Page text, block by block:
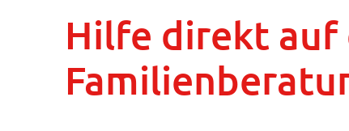
Hilfe direkt auf